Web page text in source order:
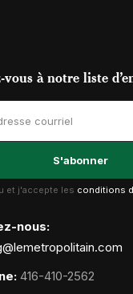
vous à notre liste
et j'accepte les conditions
nous:
416-410-2562